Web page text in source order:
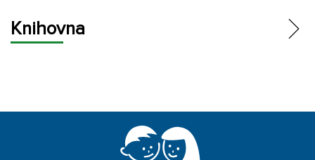
Knihovna
JAK SE STÁT ČTENÁŘEM